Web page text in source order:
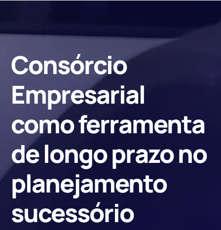
Consórcio
Empresarial
como ferramenta
de longo prazo no
planejamento
sucessório